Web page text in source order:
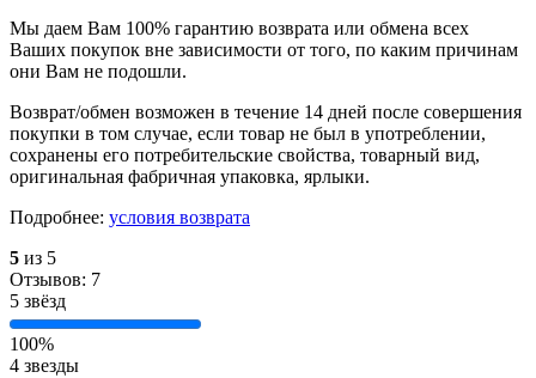
Мы даем Вам 100% гарантию возврата или обмена всех
Ваших покупок вне зависимости от того, по каким причинам
они Вам не подошли.
Возврат/обмен возможен в течение 14 дней после совершения
покупки в том случае, если товар не был в употреблении,
сохранены его потребительские свойства, товарный вид,
оригинальная фабричная упаковка, ярлыки.
Подробнее: условия возврата
5 из 5
Отзывов: 7
5 звёзд
100%
4 звезды